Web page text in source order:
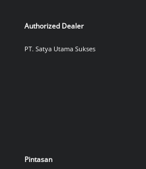
Authorized Dealer
PT. Satya Utama Sukses
Pintasan